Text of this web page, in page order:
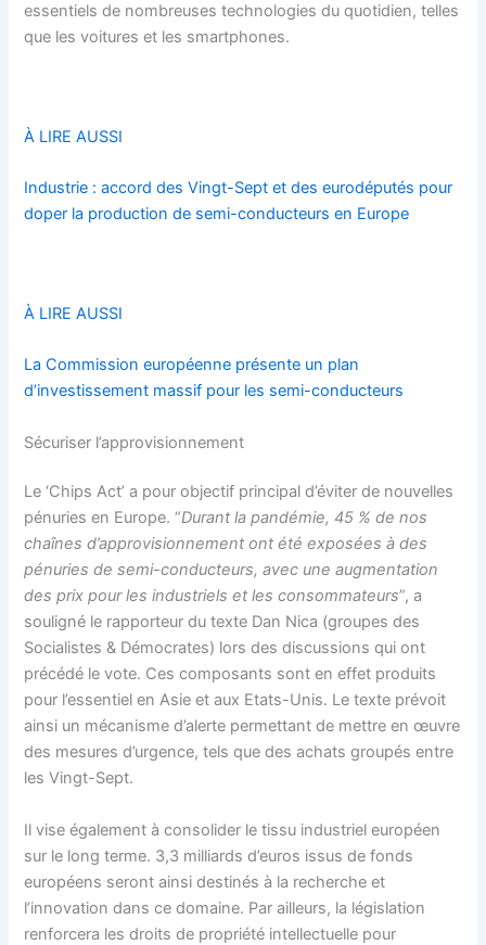
essentiels de nombreuses technologies du quotidien, telles
que les voitures et les smartphones.
À LIRE AUSSI
Industrie : accord des Vingt-Sept et des eurodéputés pour
doper la production de semi-conducteurs en Europe
À LIRE AUSSI
La Commission européenne présente un plan
d’investissement massif pour les semi-conducteurs
Sécuriser l’approvisionnement
Le ‘Chips Act’ a pour objectif principal d’éviter de nouvelles
pénuries en Europe. “Durant la pandémie, 45 % de nos
chaînes d’approvisionnement ont été exposées à des
pénuries de semi-conducteurs, avec une augmentation
des prix pour les industriels et les consommateurs”, a
souligné le rapporteur du texte Dan Nica (groupes des
Socialistes & Démocrates) lors des discussions qui ont
précédé le vote. Ces composants sont en effet produits
pour l’essentiel en Asie et aux Etats-Unis. Le texte prévoit
ainsi un mécanisme d’alerte permettant de mettre en œuvre
des mesures d’urgence, tels que des achats groupés entre
les Vingt-Sept.
Il vise également à consolider le tissu industriel européen
sur le long terme. 3,3 milliards d’euros issus de fonds
européens seront ainsi destinés à la recherche et
l’innovation dans ce domaine. Par ailleurs, la législation
renforcera les droits de propriété intellectuelle pour